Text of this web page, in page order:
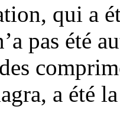
qui a
pas été
a été